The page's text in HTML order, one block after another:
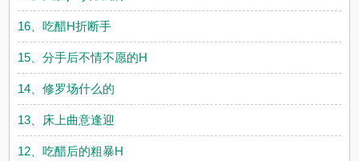
16、吃醋H折断手
15、分手后不情不愿的H
14、修罗场什么的
13、床上曲意逢迎
12、吃醋后的粗暴H